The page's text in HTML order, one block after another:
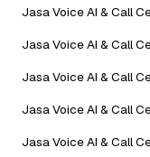
Jasa Voice AI & Call
Jasa Voice AI & Call
Jasa Voice AI & Call
Jasa Voice AI & Call
Jasa Voice AI & Call